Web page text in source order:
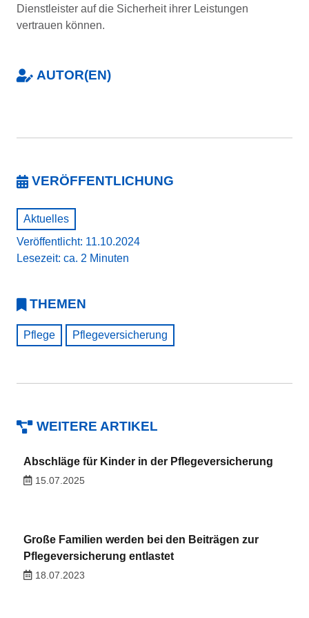
Dienstleister auf die Sicherheit ihrer Leistungen
vertrauen können.
AUTOR(EN)
VERÖFFENTLICHUNG
Aktuelles
Veröffentlicht: 11.10.2024
Lesezeit: ca. 2 Minuten
THEMEN
Pflege Pflegeversicherung
WEITERE ARTIKEL
Abschläge für Kinder in der Pflegeversicherung
15.07.2025
Große Familien werden bei den Beiträgen zur
Pflegeversicherung entlastet
18.07.2023